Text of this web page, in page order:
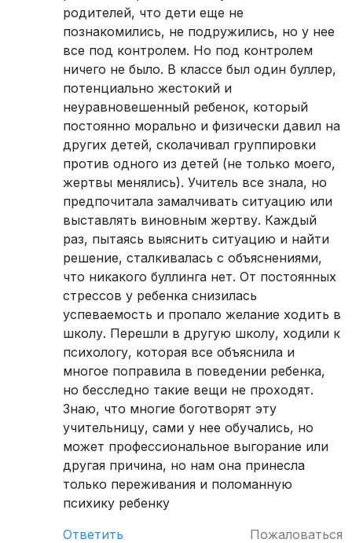
родителей, что дети еще не
познакомились, не подружились, но у нее
все под контролем. Но под контролем
ничего не было. В классе был один буллер,
потенциально жестокий и
неуравновешенный ребенок, который
постоянно морально и физически давил на
других детей, сколачивал группировки
против одного из детей (не только моего,
жертвы менялись). Учитель все знала, но
предпочитала замалчивать ситуацию или
выставлять виновным жертву. Каждый
раз, пытаясь выяснить ситуацию и найти
решение, сталкивалась с объяснениями,
что никакого буллинга нет. От постоянных
стрессов у ребенка снизилась
успеваемость и пропало желание ходить в
школу. Перешли в другую школу, ходили к
психологу, которая все объяснила и
многое поправила в поведении ребенка,
но бесследно такие вещи не проходят.
Знаю, что многие боготворят эту
учительницу, сами у нее обучались, но
может профессиональное выгорание или
другая причина, но нам она принесла
только переживания и поломанную
психику ребенку
Ответить
Пожаловаться